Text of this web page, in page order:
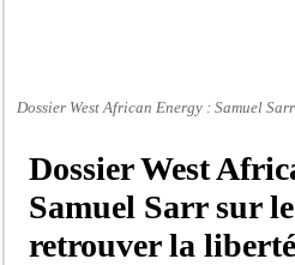
Dossier West African Energy : Samuel
Dossier West
Samuel Sarr sur
retrouver la liberté